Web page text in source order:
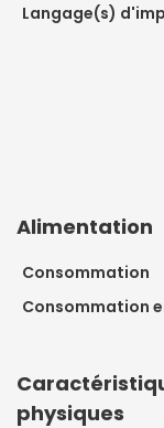
Langage(s)
Alimentation
Consommation
Consommation
physiques